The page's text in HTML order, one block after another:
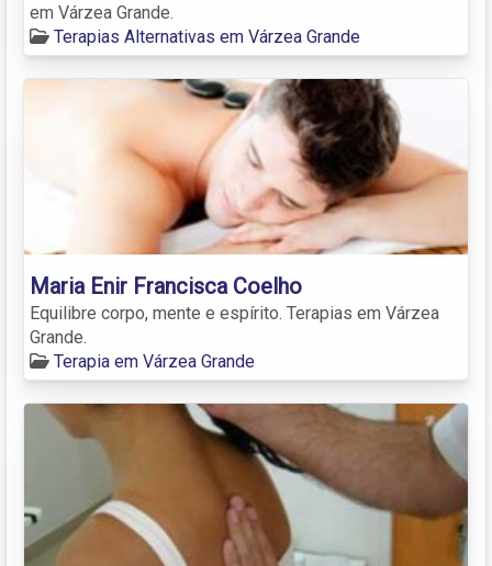
em Várzea Grande.
Terapias Alternativas em Várzea Grande
Maria Enir Francisca Coelho
Equilibre corpo, mente e espírito. Terapias em Várzea
Grande.
Terapia em Várzea Grande